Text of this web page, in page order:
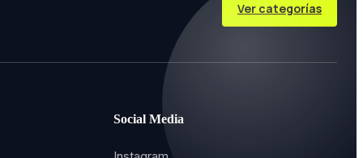
Ver categorías
Social Media